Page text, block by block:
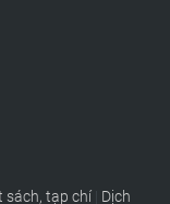
sách, tạp chí| Dịch